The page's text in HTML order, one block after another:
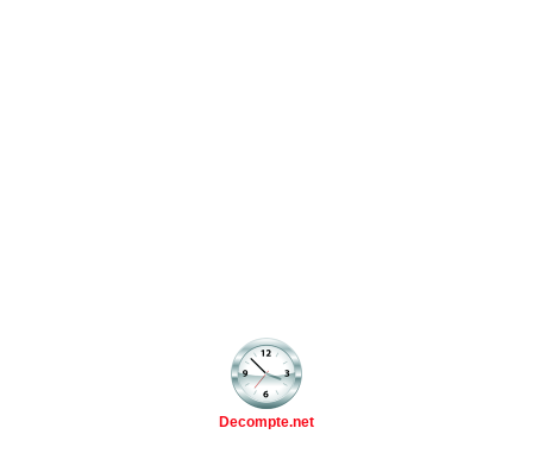
Decompte.net